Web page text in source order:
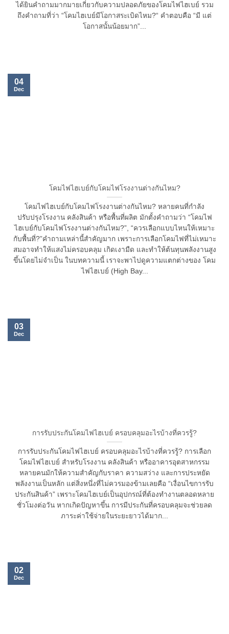
ได้ยินคำถามมากมายเกี่ยวกับความปลอดภัยของโคมไฟไฮเบย์ รวม
ถึงคำถามที่ว่า “โคมไฮเบย์มีโอกาสระเบิดไหม?“ คำตอบคือ “มี แต่
โอกาสนั้นน้อยมาก”...
โคมไฟไฮเบย์กับโคมไฟโรงงานต่างกันไหม?
โคมไฟไฮเบย์กับโคมไฟโรงงานต่างกันไหม? หลายคนที่กำลัง
ปรับปรุงโรงงาน คลังสินค้า หรือพื้นที่ผลิต มักตั้งคำถามว่า “โคมไฟ
ไฮเบย์กับโคมไฟโรงงานต่างกันไหม?”, “ควรเลือกแบบไหนให้เหมาะ
กับพื้นที่?”คำถามเหล่านี้สำคัญมาก เพราะการเลือกโคมไฟที่ไม่เหมาะ
สมอาจทำให้แสงไม่ครอบคลุม เกิดเงามืด และทำให้ต้นทุนพลังงานสูง
ขึ้นโดยไม่จำเป็น ในบทความนี้ เราจะพาไปดูความแตกต่างของ โคม
ไฟไฮเบย์ (High Bay...
04
Dec
การรับประกันโคมไฟไฮเบย์ ครอบคลุมอะไรบ้างที่ควรรู้?
การรับประกันโคมไฟไฮเบย์ ครอบคลุมอะไรบ้างที่ควรรู้? การเลือก
โคมไฟไฮเบย์ สำหรับโรงงาน คลังสินค้า หรืออาคารอุตสาหกรรม
หลายคนมักให้ความสำคัญกับราคา ความสว่าง และการประหยัด
พลังงานเป็นหลัก แต่สิ่งหนึ่งที่ไม่ควรมองข้ามเลยคือ “เงื่อนไขการรับ
ประกันสินค้า” เพราะโคมไฮเบย์เป็นอุปกรณ์ที่ต้องทำงานตลอดหลาย
ชั่วโมงต่อวัน หากเกิดปัญหาขึ้น การมีประกันที่ครอบคลุมจะช่วยลด
ภาระค่าใช้จ่ายในระยะยาวได้มาก...
03
Dec
02
Dec